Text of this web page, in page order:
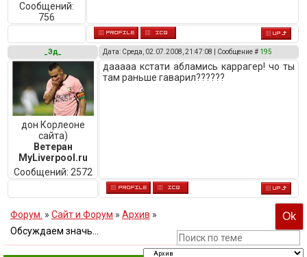
Сообщений:
756
_Эд_ Дата: Среда, 02.07.2008, 21:47:08 | Сообщение # 195
дон Корлеоне
сайта)
Ветеран
MyLiverpool.ru
Сообщений: 2572
дааааа кстати абламись каррагер! чо ты
там раньше гаварил??????
Форум. » Сайт и Форум » Архив »
Обсуждаем значь...